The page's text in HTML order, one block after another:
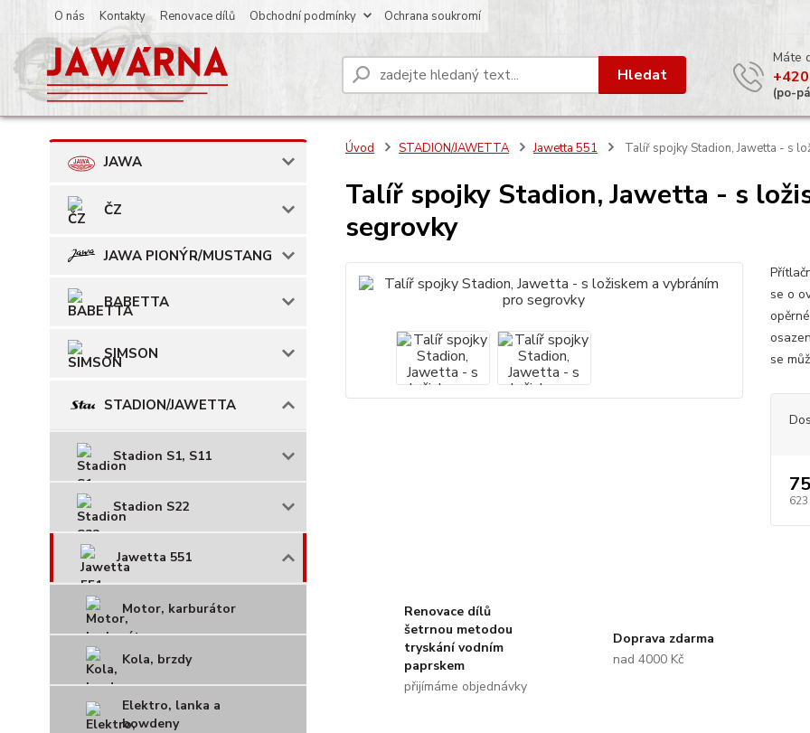
O nás Kontakty Renovace dílů Obchodní podmínky Ochrana soukromí
Hledat
Máte
(po-
JAWA
ČZ
JAWA PIONÝR/MUSTANG
BABETTA
SIMSON
STADION/JAWETTA
Stadion S1, S11
Stadion S22
Jawetta 551
Motor, karburátor
Kola, brzdy
Elektro, lanka a
bowdeny
Úvod STADION/JAWETTA Jawetta 551 Talíř spojky Stadion, Jawetta - s
Talíř spojky Stadion, Jawetta - s
segrovky
se o
se
623
Renovace dílů
šetrnou metodou
tryskání vodním
paprskem
přijímáme objednávky
Doprava zdarma
nad 4000 Kč